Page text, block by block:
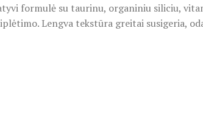
formulė su taurinu, organiniu siliciu,
Lengva tekstūra greitai susigeria,